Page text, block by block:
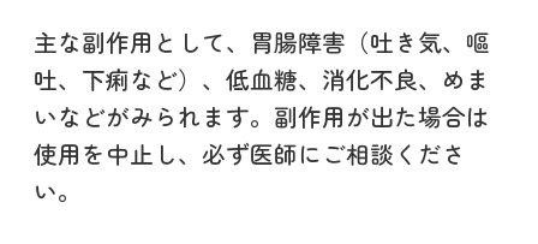
主な副作用として、胃腸障害（吐き気、嘔
吐、下痢など）、低血糖、消化不良、めま
いなどがみられます。副作用が出た場合は
使用を中止し、必ず医師にご相談くださ
い。